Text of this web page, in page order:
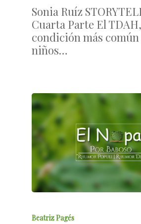
Sonia Ruíz
Cuarta Parte El
condición más común
niños…
Beatriz Pagés